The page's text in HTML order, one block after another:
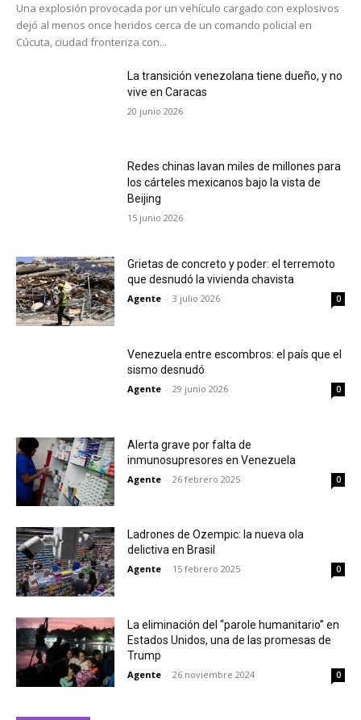
Una explosión provocada por un vehículo cargado con explosivos
dejó al menos once heridos cerca de un comando policial en
Cúcuta, ciudad fronteriza con...
La transición venezolana tiene dueño, y no
vive en Caracas
20 junio 2026
Redes chinas lavan miles de millones para
los cárteles mexicanos bajo la vista de
Beijing
15 junio 2026
Grietas de concreto y poder: el terremoto
que desnudó la vivienda chavista
Agente - 3 julio 2026 0
Venezuela entre escombros: el país que el
sismo desnudó
Agente - 29 junio 2026 0
Alerta grave por falta de
inmunosupresores en Venezuela
Agente - 26 febrero 2025 0
Ladrones de Ozempic: la nueva ola
delictiva en Brasil
Agente - 15 febrero 2025 0
La eliminación del “parole humanitario” en
Estados Unidos, una de las promesas de
Trump
Agente - 26 noviembre 2024 0